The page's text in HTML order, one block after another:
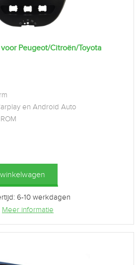
Peugeot/Citroën/Toyota
en Android Auto
6-10 werkdagen
Meer informatie